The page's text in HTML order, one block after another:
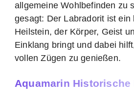
allgemeine Wohlbefinden zu
gesagt: Der Labradorit ist ein
Heilstein, der Körper, Geist
Einklang bringt und dabei
vollen Zügen zu genießen.
Aquamarin Historische